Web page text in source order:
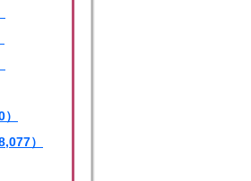
）